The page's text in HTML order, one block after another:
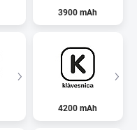
3900 mAh
4200 mAh